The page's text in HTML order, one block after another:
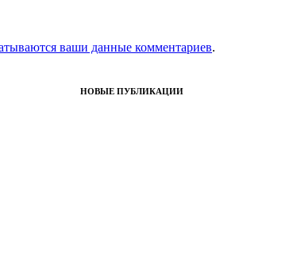
ваши данные комментариев.
НОВЫЕ ПУБЛИКАЦИИ